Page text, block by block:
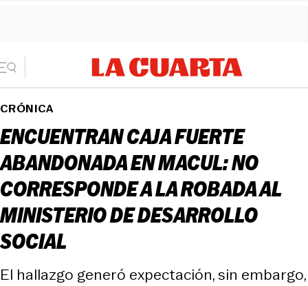
CRÓNICA
ENCUENTRAN CAJA FUERTE
ABANDONADA EN MACUL: NO
CORRESPONDE A LA ROBADA AL
MINISTERIO DE DESARROLLO
SOCIAL
El hallazgo generó expectación, sin embargo,